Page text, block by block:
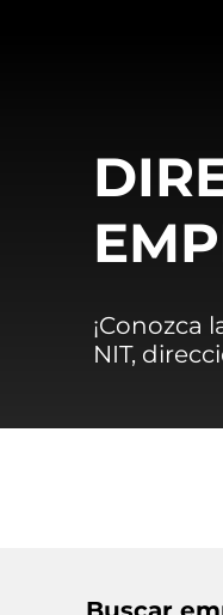
¡Conozca
NIT,